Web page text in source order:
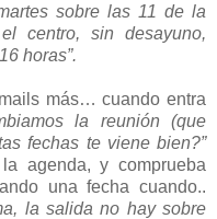
sobre las 11 de la
centro, sin desayuno,
horas”.
más… cuando entra
la reunión (que
fechas te viene bien?”
agenda, y comprueba
una fecha cuando..
la salida no hay sobre